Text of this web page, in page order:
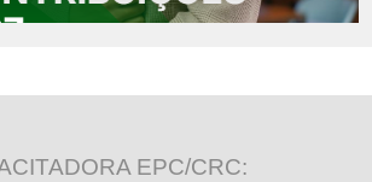
EPC/CRC: